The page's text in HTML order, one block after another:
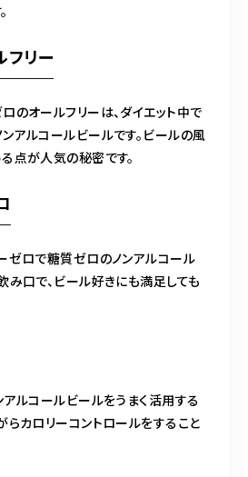
フリー
のオールフリーは、ダイエット中で
アルコールビールです。ビールの風
点が人気の秘密です。
ゼロで糖質ゼロのノンアルコール
み口で、ビール好きにも満足しても
アルコールビールをうまく活用する
らカロリーコントロールをすること